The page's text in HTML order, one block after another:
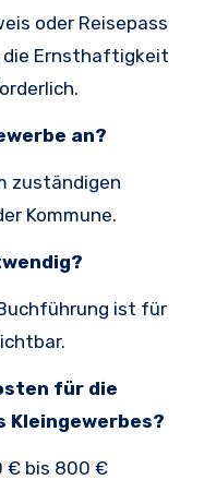
oder Reisepass
die Ernsthaftigkeit
an?
zuständigen
Kommune.
ist für
für die
Kleingewerbes?
€ bis 800 €